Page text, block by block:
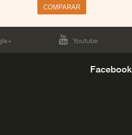
Youtube
Facebook